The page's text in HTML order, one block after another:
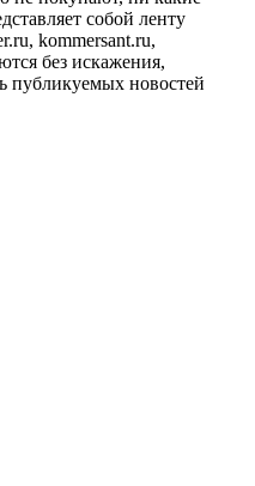
собой ленту
kommersant.ru,
без искажения,
публикуемых новостей